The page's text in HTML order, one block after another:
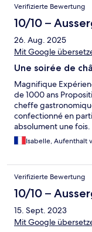
Verifizierte Bewertung
10/10 –
26. Aug. 2025
Mit Google
Une soirée de
Magnifique
de 1000 ans
cheffe
confectionné en
absolument une fois.
Isabelle, Aufenthalt
Verifizierte Bewertung
10/10 –
15. Sept. 2023
Mit Google